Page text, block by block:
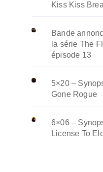
Kiss Kiss
Bande
la série The
épisode 13
5×20 –
Gone Rogue
6×06 –
License To